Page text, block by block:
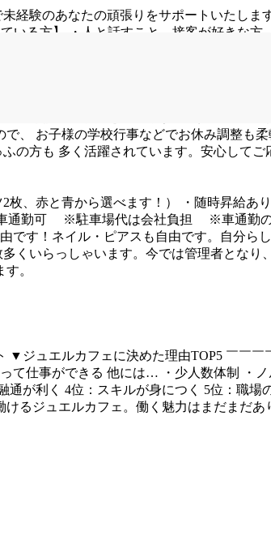
経験のあなたの頑張りをサポートいたしま
いる方】 ・人と話すこと、接客が好きな方
い方
、 お子様の学校行事などでお休み調整も柔
の方も 多く活躍されています。安心して
枚、赤と青から選べます！） ・随時昇給あり
通勤可 ※駐車場代は会社負担 ※車通勤の
です！ネイル・ピアスも自由です。自分ら
くいらっしゃいます。今では管理者となり
。
▼ジュエルカフェに決めた理由TOP5 ￣￣￣
て仕事ができる 他には… ・少人数体制 ・
通が利く 4位：スキルが身につく 5位：職場
るジュエルカフェ。働く魅力はまだまだあ